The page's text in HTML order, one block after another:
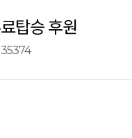
탑승 후원
35374